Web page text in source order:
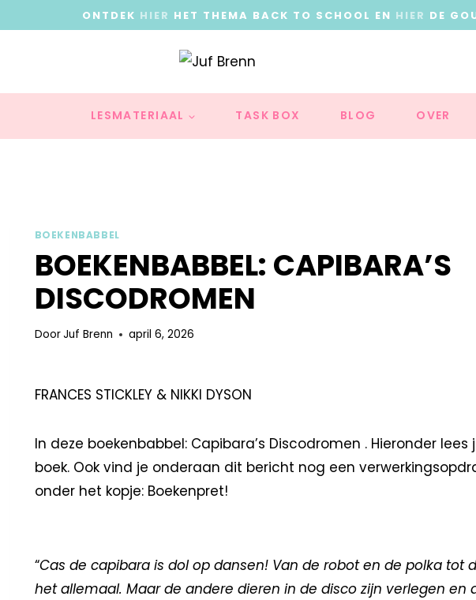
ONTDEK HIER HET THEMA BACK TO SCHOOL EN HIER DE
LESMATERIAAL TASK BOX BLOG OVER
BOEKENBABBEL
BOEKENBABBEL: CAPIBARA’S
DISCODROMEN
DoorJuf Brenn april 6, 2026
FRANCES STICKLEY & NIKKI DYSON
In deze boekenbabbel: Capibara’s Discodromen . Hieronder
boek. Ook vind je onderaan dit bericht nog een
onder het kopje: Boekenpret!
“Cas de capibara is dol op dansen! Van de robot en de polka tot
het allemaal. Maar de andere dieren in de disco zijn verlegen en